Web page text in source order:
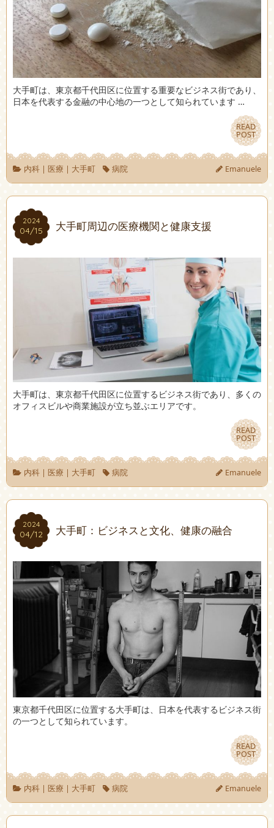
大手町は、東京都千代田区に位置する重要なビジネス街であり、
日本を代表する金融の中心地の一つとして知られています …
READ
POST
READ
POST
内科| 医療 | 大手町 病院 Emanuele
2024
04/15
2024
04/15 大手町周辺の医療機関と健康支援
大手町は、東京都千代田区に位置するビジネス街であり、多くの
オフィスビルや商業施設が立ち並ぶエリアです。
READ
POST
READ
POST
内科| 医療 | 大手町 病院 Emanuele
2024
04/12
2024
04/12 大手町：ビジネスと文化、健康の融合
東京都千代田区に位置する大手町は、日本を代表するビジネス街
の一つとして知られています。
READ
POST
READ
POST
内科| 医療 | 大手町 病院 Emanuele